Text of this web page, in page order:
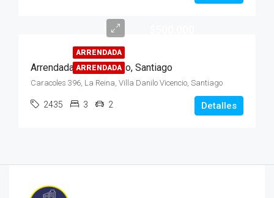
ARRENDADA
ARRENDADA
Arrendada, Casa, 1 piso, Santiago
Caracoles 396, La Reina, Villa Danilo Vicencio, Santiago
2435 3 2 Detalles